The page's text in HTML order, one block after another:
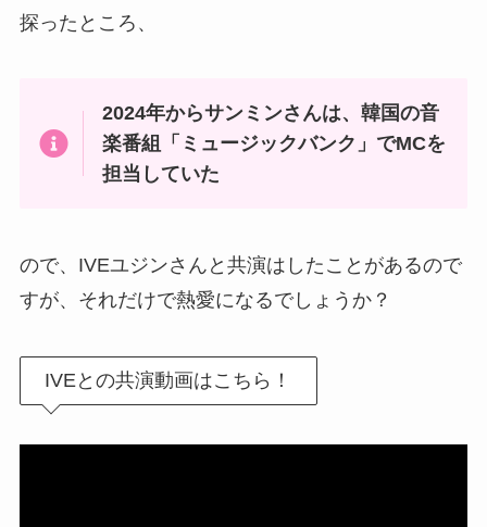
探ったところ、
2024年からサンミンさんは、韓国の音
楽番組「ミュージックバンク」でMCを
担当していた
ので、IVEユジンさんと共演はしたことがあるので
すが、それだけで熱愛になるでしょうか？
IVEとの共演動画はこちら！